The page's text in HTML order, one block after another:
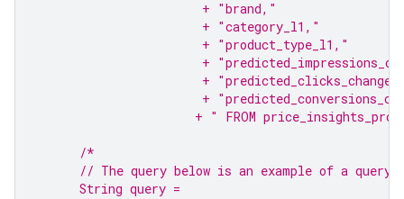
                       + "brand,"
                       + "category_l1,"
                       + "product_type_l1,"
+
+
+
+ " FROM
/*
// The query below is an example of a query
      String query =